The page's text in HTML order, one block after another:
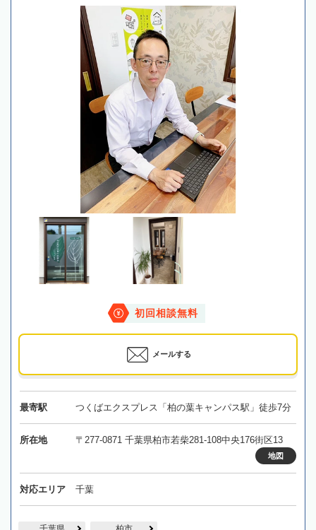
初回相談無料
メールする
最寄駅 つくばエクスプレス「柏の葉キャンパス駅」徒歩7分
所在地 〒277-0871 千葉県柏市若柴281-108中央176街区13
地図
対応エリア 千葉